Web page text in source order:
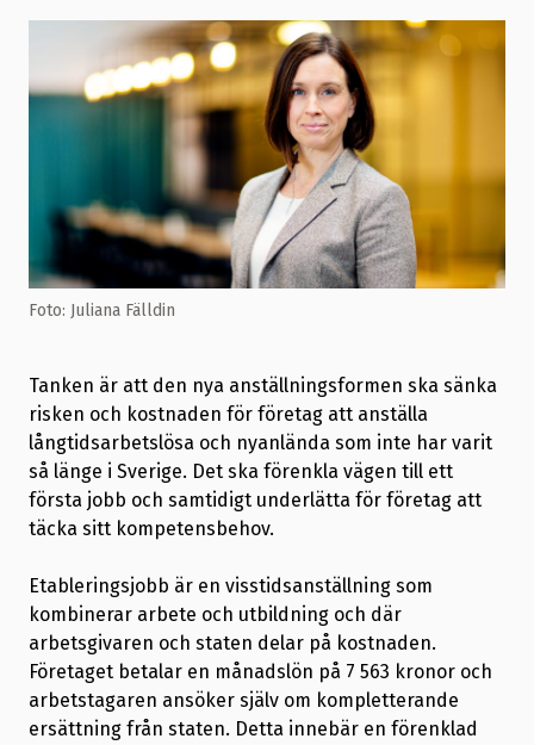
Foto: Juliana Fälldin
Tanken är att den nya anställningsformen ska sänka
risken och kostnaden för företag att anställa
långtidsarbetslösa och nyanlända som inte har varit
så länge i Sverige. Det ska förenkla vägen till ett
första jobb och samtidigt underlätta för företag att
täcka sitt kompetensbehov.
Etableringsjobb är en visstidsanställning som
kombinerar arbete och utbildning och där
arbetsgivaren och staten delar på kostnaden.
Företaget betalar en månadslön på 7 563 kronor och
arbetstagaren ansöker själv om kompletterande
ersättning från staten. Detta innebär en förenklad